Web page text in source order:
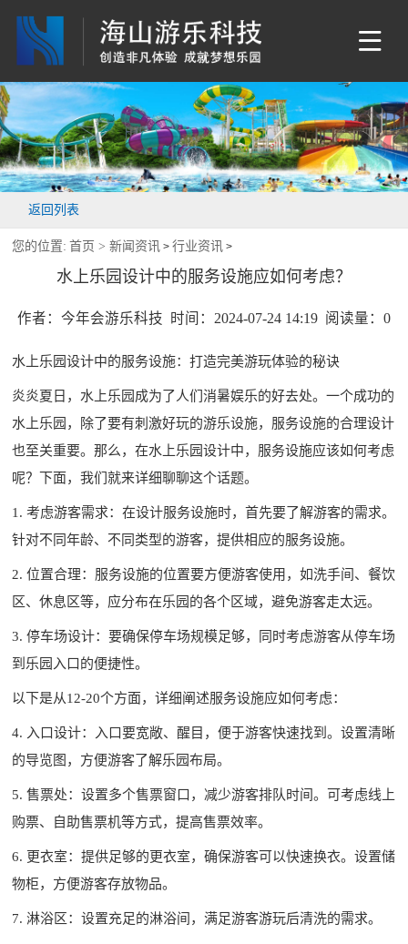
返回列表
您的位置: 首页 >新闻资讯 >行业资讯 >
水上乐园设计中的服务设施应如何考虑？
作者：今年会游乐科技 时间：2024-07-24 14:19 阅读量： 0
水上乐园设计中的服务设施：打造完美游玩体验的秘诀
炎炎夏日，水上乐园成为了人们消暑娱乐的好去处。一个成功的
水上乐园，除了要有刺激好玩的游乐设施，服务设施的合理设计
也至关重要。那么，在水上乐园设计中，服务设施应该如何考虑
呢？下面，我们就来详细聊聊这个话题。
1. 考虑游客需求：在设计服务设施时，首先要了解游客的需求。
针对不同年龄、不同类型的游客，提供相应的服务设施。
2. 位置合理：服务设施的位置要方便游客使用，如洗手间、餐饮
区、休息区等，应分布在乐园的各个区域，避免游客走太远。
3. 停车场设计：要确保停车场规模足够，同时考虑游客从停车场
到乐园入口的便捷性。
以下是从12-20个方面，详细阐述服务设施应如何考虑：
4. 入口设计：入口要宽敞、醒目，便于游客快速找到。设置清晰
的导览图，方便游客了解乐园布局。
5. 售票处：设置多个售票窗口，减少游客排队时间。可考虑线上
购票、自助售票机等方式，提高售票效率。
6. 更衣室：提供足够的更衣室，确保游客可以快速换衣。设置储
物柜，方便游客存放物品。
7. 淋浴区：设置充足的淋浴间，满足游客游玩后清洗的需求。